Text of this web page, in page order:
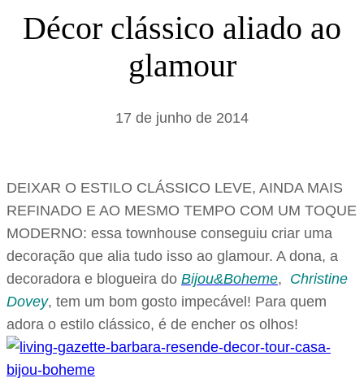
a
Décor clássico aliado ao
glamour
17 de junho de 2014
DEIXAR O ESTILO CLÁSSICO LEVE, AINDA MAIS
REFINADO E AO MESMO TEMPO COM UM TOQUE
MODERNO: essa townhouse conseguiu criar uma
decoração que alia tudo isso ao glamour. A dona, a
decoradora e blogueira do Bijou&Boheme, Christine
Dovey, tem um bom gosto impecável! Para quem
adora o estilo clássico, é de encher os olhos!